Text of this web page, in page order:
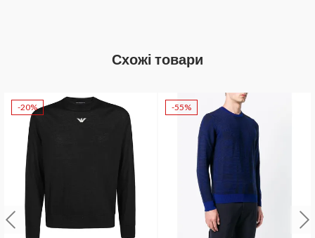
Схожі товари
-20% -55%